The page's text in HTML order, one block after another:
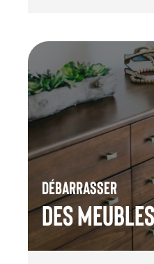
Débarrasser
des meubles